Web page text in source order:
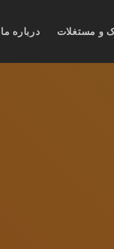
درباره ما و مستغلات